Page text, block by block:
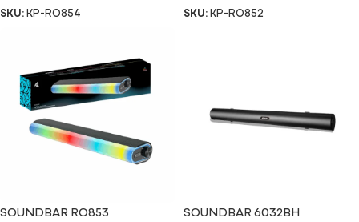
SKU:KP-RO854 SKU:KP-RO852
SOUNDBAR RO853
SOUNDBAR 6032BH